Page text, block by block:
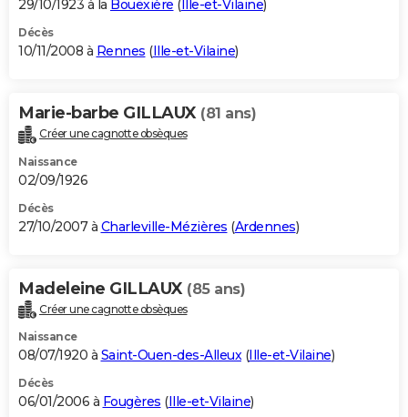
29/10/1923 à la Bouëxière (Ille-et-Vilaine)
Décès
10/11/2008 à Rennes (Ille-et-Vilaine)
Marie-barbe GILLAUX (81 ans)
Créer une cagnotte obsèques
Naissance
02/09/1926
Décès
27/10/2007 à Charleville-Mézières (Ardennes)
Madeleine GILLAUX (85 ans)
Créer une cagnotte obsèques
Naissance
08/07/1920 à Saint-Ouen-des-Alleux(Ille-et-Vilaine)
Décès
06/01/2006 à Fougères (Ille-et-Vilaine)